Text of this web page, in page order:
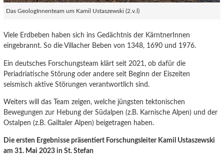
Das GeologInnenteam um Kamil Ustaszewski (2.v.l)
Viele Erdbeben haben sich ins Gedächtnis der KärntnerInnen
eingebrannt. So die Villacher Beben von 1348, 1690 und 1976.
Ein deutsches Forschungsteam klärt seit 2021, ob dafür die
Periadriatische Störung oder andere seit Beginn der Eiszeiten
seismisch aktive Störungen verantwortlich sind.
Weiters will das Team zeigen, welche jüngsten tektonischen
Bewegungen zur Hebung der Südalpen (z.B. Karnische Alpen) und der
Ostalpen (z.B. Gailtaler Alpen) beigetragen haben.
Die ersten Ergebnisse präsentiert Forschungsleiter Kamil Ustaszewski
am 31. Mai 2023 in St. Stefan